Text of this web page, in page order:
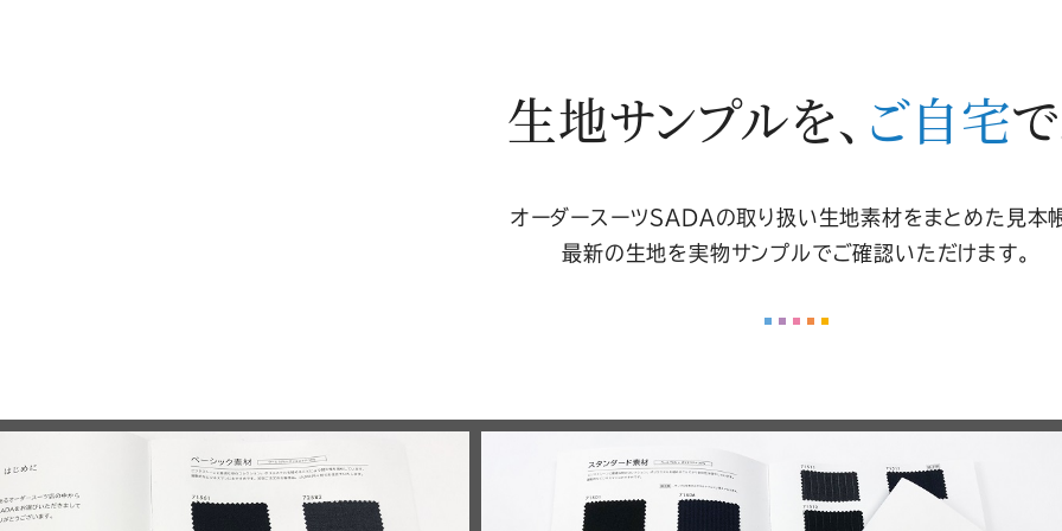
生地サンプルを、 ご自宅
オーダースーツSADAの取り扱い生地素材をまとめた見本
最新の生地を実物サンプルでご確認いただけます。
地